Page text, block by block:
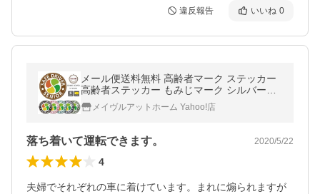
違反報告 いいね 0
メール便送料無料 高齢者マーク ステッカー
高齢者ステッカー もみじマーク シルバーマ
ーク 安全運転 敬老の日 父の日 母の日（ステ
ッカータイプ/高齢者en）
メイヴルアットホーム Yahoo!店
落ち着いて運転できます。 2020/5/22
4
夫婦でそれぞれの車に着けています。まれに煽られますが